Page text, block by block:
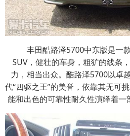
丰田酷路泽5700中东版是一
SUV，健壮的车身，粗犷的线条
力，相当出众。酷路泽5700以卓
代“四驱之王”的美誉，依靠其无可
能和出色的可靠性耐久性演绎着一